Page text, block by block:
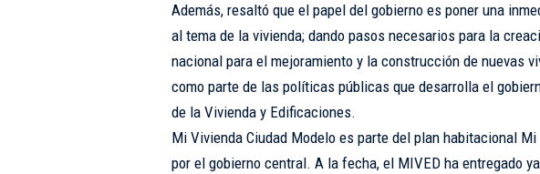
Además, resaltó que el papel del gobierno es poner una
al tema de la vivienda; dando pasos necesarios para la
nacional para el mejoramiento y la construcción de nuevas
como parte de las políticas públicas que desarrolla el
de la Vivienda y Edificaciones.
Mi Vivienda Ciudad Modelo es parte del plan habitacional
por el gobierno central. A la fecha, el MIVED ha entregado